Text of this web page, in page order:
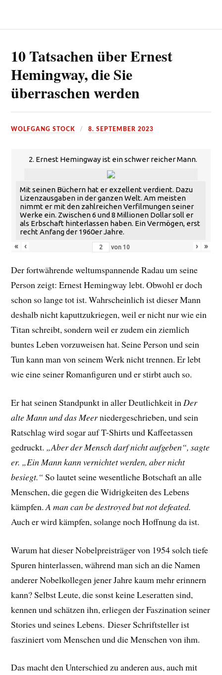
10 Tatsachen über Ernest
Hemingway, die Sie
überraschen werden
WOLFGANG STOCK 8. SEPTEMBER 2023
2. Ernest Hemingway ist ein schwer reicher Mann.
Mit seinen Büchern hat er exzellent verdient. Dazu
Lizenzausgaben in der ganzen Welt. Am meisten
nimmt er mit den zahlreichen Verfilmungen seiner
Werke ein. Zwischen 6 und 8 Millionen Dollar soll er
als Erbschaft hinterlassen haben. Ein Vermögen, erst
recht Anfang der 1960er Jahre.
«
‹ von 10 › »
Der fortwährende weltumspannende Radau um seine
Person zeigt: Ernest Hemingway lebt. Obwohl er doch
schon so lange tot ist. Wahrscheinlich ist dieser Mann
deshalb nicht kaputtzukriegen, weil er nicht nur wie ein
Titan schreibt, sondern weil er zudem ein ziemlich
buntes Leben vorzuweisen hat. Seine Person und sein
Tun kann man von seinem Werk nicht trennen. Er lebt
wie eine seiner Romanfiguren und er stirbt auch so.
Er hat seinen Standpunkt in aller Deutlichkeit in Der
alte Mann und das Meerniedergeschrieben, und sein
Ratschlag wird sogar auf T-Shirts und Kaffeetassen
gedruckt. „Aber der Mensch darf nicht aufgeben“, sagte
er. „Ein Mann kann vernichtet werden, aber nicht
besiegt.“So lautet seine wesentliche Botschaft an alle
Menschen, die gegen die Widrigkeiten des Lebens
kämpfen. A man can be destroyed but not defeated.
Auch er wird kämpfen, solange noch Hoffnung da ist.
Warum hat dieser Nobelpreisträger von 1954 solch tiefe
Spuren hinterlassen, während man sich an die Namen
anderer Nobelkollegen jener Jahre kaum mehr erinnern
kann? Selbst Leute, die sonst keine Leseratten sind,
kennen und schätzen ihn, erliegen der Faszination seiner
Stories und seines Lebens. Dieser Schriftsteller ist
fasziniert vom Menschen und die Menschen von ihm.
Das macht den Unterschied zu anderen aus, auch mit